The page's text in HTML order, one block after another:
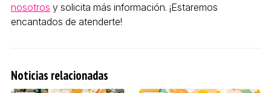
nosotros y solicita más información. ¡Estaremos
encantados de atenderte!
Noticias relacionadas